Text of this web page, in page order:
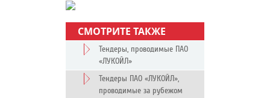
СМОТРИТЕ ТАКЖЕ
Тендеры, проводимые ПАО
«ЛУКОЙЛ»
Тендеры ПАО «ЛУКОЙЛ»,
проводимые за рубежом